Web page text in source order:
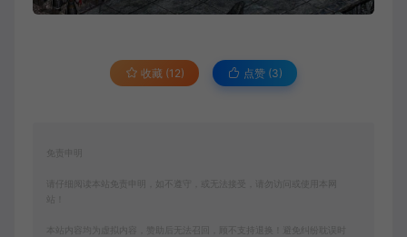
收藏 (12) 点赞 (3)
免责申明
请仔细阅读本站免责申明，如不遵守，或无法接受，请勿访问或使用本网
本站内容均为虚拟内容，赞助后无法召回，顾不支持退换！避免纠纷耽误时